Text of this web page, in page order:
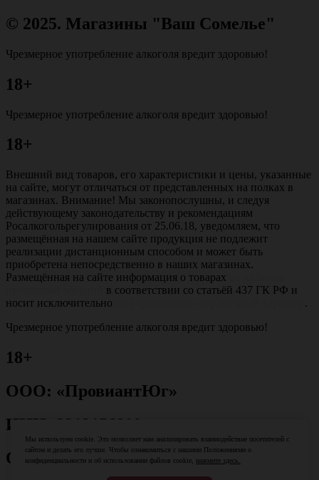
© 2025. Магазины "Ваш Сомелье"
Чрезмерное употребление алкоголя вредит здоровью!
18+
Чрезмерное употребление алкоголя вредит здоровью!
18+
Внешний вид товаров, его характеристики и цены, указанные
на сайте, могут отличаться от представленных на полках в
магазинах. Внимание! Мы законопослушны, и следуя
действующему законодательству и рекомендациям
Росалкогольрегулирования от 25.06.18, уведомляем, что
размещённая на нашем сайте продукция не подлежит
реализации дистанционным способом и может быть
приобретена непосредственно в наших магазинах.
Размещённая на сайте информация о товарах
в соответствии со статьёй 437 ГК РФ и
носит исключительно
.
Чрезмерное употребление алкоголя вредит здоровью!
18+
ООО: «ПровиантЮг»
ИНН: 2312156800
ОГРН: 1082312013079
Мы используем cookie. Это позволяет нам анализировать взаимодействие посетителей с
сайтом и делать его лучше. Чтобы ознакомиться с нашими Положениями о
конфиденциальности и об использовании файлов cookie, нажмите здесь.